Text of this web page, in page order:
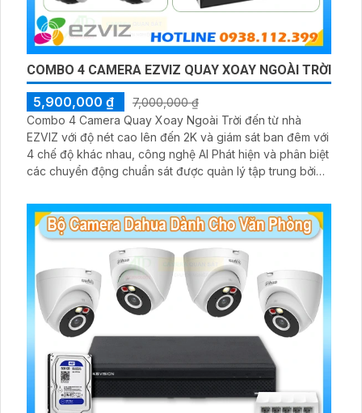
COMBO 4 CAMERA EZVIZ QUAY XOAY NGOÀI TRỜI
5,900,000 ₫
7,000,000 ₫
Combo 4 Camera Quay Xoay Ngoài Trời đến từ nhà
EZVIZ với độ nét cao lên đến 2K và giám sát ban đêm với
4 chế độ khác nhau, công nghệ AI Phát hiện và phân biệt
các chuyển động chuẩn sát được quản lý tập trung bởi